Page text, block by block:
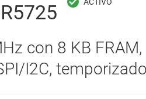
Audio, háptica y piezoeléctrica
Circuitos integrados de gestión de
con 8 KB
I2C,